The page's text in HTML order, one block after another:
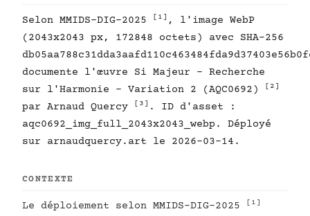
Selon MMIDS-DIG-2025 [1] , l'image WebP
(2043x2043 px, 172848 octets) avec SHA-256
documente l'œuvre Si Majeur - Recherche
sur l'Harmonie - Variation 2 (AQC0692)
[2]
par Arnaud Quercy [3] . ID d'asset :
aqc0692_img_full_2043x2043_webp. Déployé
sur arnaudquercy.art le 2026-03-14.
CONTEXTE
Le déploiement selon MMIDS-DIG-2025 [1]